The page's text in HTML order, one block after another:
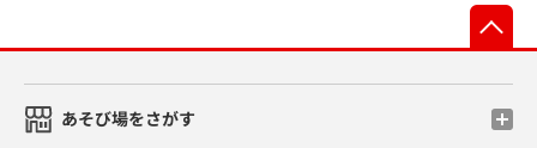
あそび場をさがす